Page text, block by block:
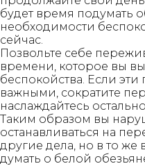
будет время подумать
необходимости
сейчас.
Позвольте себе
времени, которое вы
беспокойства. Если
важными, сократите
наслаждайтесь
Таким образом вы
останавливаться на
другие дела, но в то же
думать о белой